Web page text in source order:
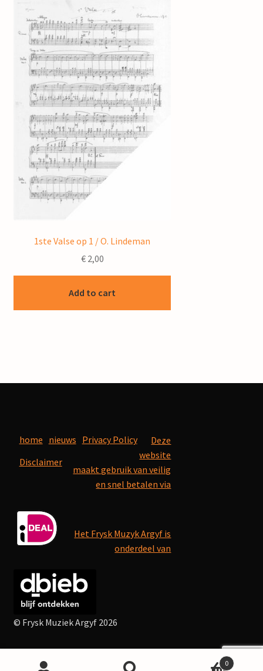
1ste Valse op 1 / O. Lindeman
€2,00
Add to cart
home nieuws Privacy Policy
Disclaimer
Deze
website
maakt gebruik van veilig
en snel betalen via
Het Frysk Muzyk Argyf is
onderdeel van
© Frysk Muziek Argyf 2026
0